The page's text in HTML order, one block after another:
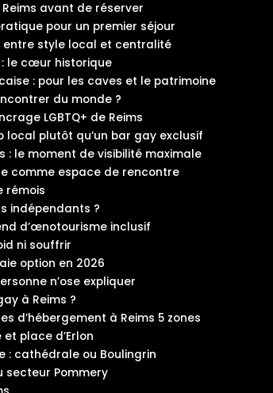
avant de réserver
pour un premier séjour
entre style local et centralité
le cœur historique
: pour les caves et le patrimoine
du monde ?
LGBTQ+ de Reims
local plutôt qu’un bar gay exclusif
: le moment de visibilité maximale
comme espace de rencontre
rémois
indépendants ?
d’œnotourisme inclusif
ni souffrir
option en 2026
n’ose expliquer
à Reims ?
d’hébergement à Reims 5 zones
place d’Erlon
: cathédrale ou Boulingrin
secteur Pommery